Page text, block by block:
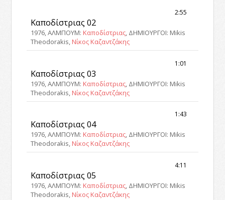
2:55
Καποδίστριας 02
1976, ΑΛΜΠΟΥΜ: Καποδίστριας , ΔΗΜΙΟΥΡΓΟΙ: Mikis
Theodorakis, Νίκος Καζαντζάκης
1:01
Καποδίστριας 03
1976, ΑΛΜΠΟΥΜ: Καποδίστριας , ΔΗΜΙΟΥΡΓΟΙ: Mikis
Theodorakis, Νίκος Καζαντζάκης
1:43
Καποδίστριας 04
1976, ΑΛΜΠΟΥΜ: Καποδίστριας, ΔΗΜΙΟΥΡΓΟΙ: Mikis
Theodorakis, Νίκος Καζαντζάκης
4:11
Καποδίστριας 05
1976, ΑΛΜΠΟΥΜ: Καποδίστριας, ΔΗΜΙΟΥΡΓΟΙ: Mikis
Theodorakis, Νίκος Καζαντζάκης